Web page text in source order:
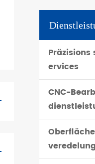
Präzisions
ervices
CNC-